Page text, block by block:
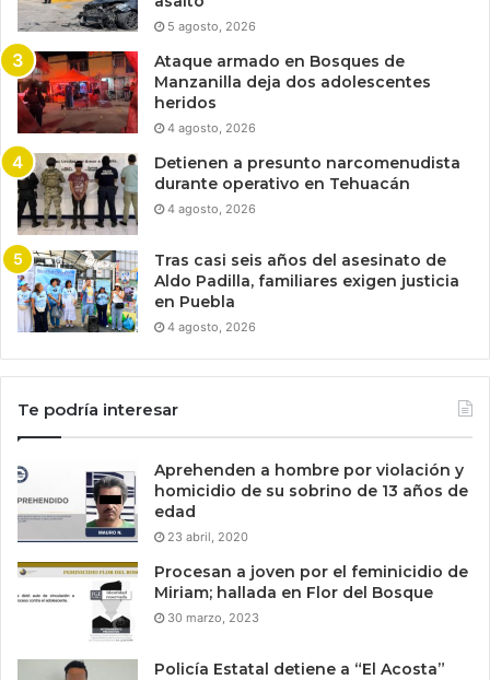
5 agosto, 2026
Ataque armado en Bosques de
Manzanilla deja dos adolescentes
heridos
4 agosto, 2026
Detienen a presunto narcomenudista
durante operativo en Tehuacán
4 agosto, 2026
Tras casi seis años del asesinato de
Aldo Padilla, familiares exigen justicia
en Puebla
4 agosto, 2026
Te podría interesar
Aprehenden a hombre por violación y
homicidio de su sobrino de 13 años de
edad
23 abril, 2020
Procesan a joven por el feminicidio de
Miriam; hallada en Flor del Bosque
30 marzo, 2023
Policía Estatal detiene a “El Acosta”